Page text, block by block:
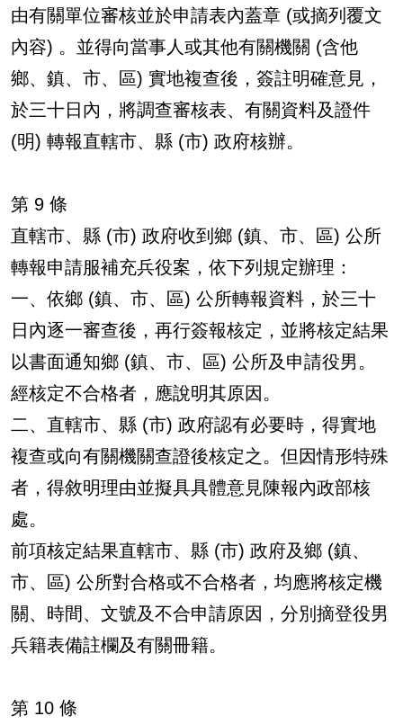
由有關單位審核並於申請表內蓋章 (或摘列覆文
內容) 。並得向當事人或其他有關機關 (含他
鄉、鎮、市、區) 實地複查後，簽註明確意見，
於三十日內，將調查審核表、有關資料及證件
(明) 轉報直轄市、縣 (市) 政府核辦。
第 9 條
直轄市、縣 (市) 政府收到鄉 (鎮、市、區) 公所
轉報申請服補充兵役案，依下列規定辦理：
一、依鄉 (鎮、市、區) 公所轉報資料，於三十
日內逐一審查後，再行簽報核定，並將核定結果
以書面通知鄉 (鎮、市、區) 公所及申請役男。
經核定不合格者，應說明其原因。
二、直轄市、縣 (市) 政府認有必要時，得實地
複查或向有關機關查證後核定之。但因情形特殊
者，得敘明理由並擬具具體意見陳報內政部核
處。
前項核定結果直轄市、縣 (市) 政府及鄉 (鎮、
市、區) 公所對合格或不合格者，均應將核定機
關、時間、文號及不合申請原因，分別摘登役男
兵籍表備註欄及有關冊籍。
第 10 條